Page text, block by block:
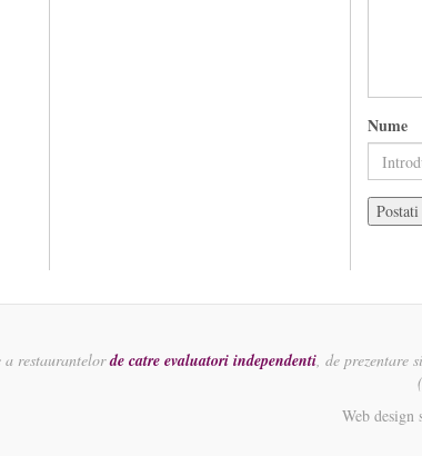
Nume
a restaurantelorde catre evaluatori independenti, de prezentare
(
Web design